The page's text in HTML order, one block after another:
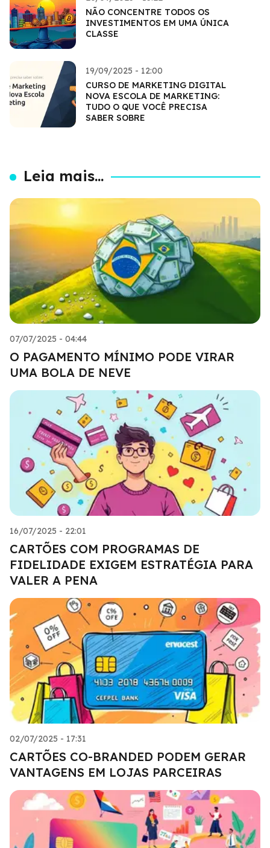
NÃO CONCENTRE TODOS OS
INVESTIMENTOS EM UMA ÚNICA
CLASSE
19/09/2025 - 12:00
CURSO DE MARKETING DIGITAL
NOVA ESCOLA DE MARKETING:
TUDO O QUE VOCÊ PRECISA
SABER SOBRE
Leia mais...
07/07/2025 - 04:44
O PAGAMENTO MÍNIMO PODE VIRAR
UMA BOLA DE NEVE
16/07/2025 - 22:01
CARTÕES COM PROGRAMAS DE
FIDELIDADE EXIGEM ESTRATÉGIA PARA
VALER A PENA
02/07/2025 - 17:31
CARTÕES CO-BRANDED PODEM GERAR
VANTAGENS EM LOJAS PARCEIRAS